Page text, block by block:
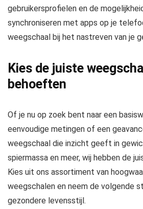
gebruikersprofielen en de
synchroniseren met apps op je
weegschaal bij het nastreven van je
Kies de juiste
behoeften
Of je nu op zoek bent naar een
eenvoudige metingen of een
weegschaal die inzicht geeft in
spiermassa en meer, wij hebben de
Kies uit ons assortiment van
weegschalen en neem de volgende
gezondere levensstijl.